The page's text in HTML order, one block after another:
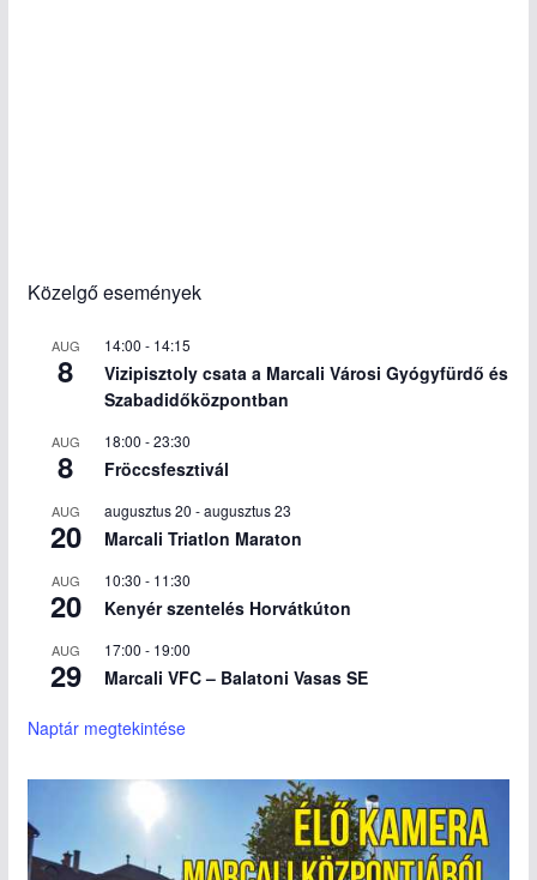
Közelgő események
AUG
8
14:00 - 14:15
Vizipisztoly csata a Marcali Városi Gyógyfürdő és
Szabadidőközpontban
AUG
8
18:00 -23:30
Fröccsfesztivál
AUG
20
augusztus 20 -augusztus 23
Marcali Triatlon Maraton
AUG
20
10:30 - 11:30
Kenyér szentelés Horvátkúton
AUG
29
17:00 - 19:00
Marcali VFC – Balatoni Vasas SE
Naptár megtekintése